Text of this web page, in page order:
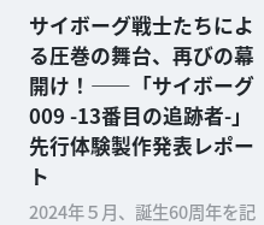
サイボーグ戦士たちによ
る圧巻の舞台、再びの幕
開け！——「サイボーグ
009 -13番目の追跡者-」
先行体験製作発表レポー
ト
2024年５月、誕生60周年を記